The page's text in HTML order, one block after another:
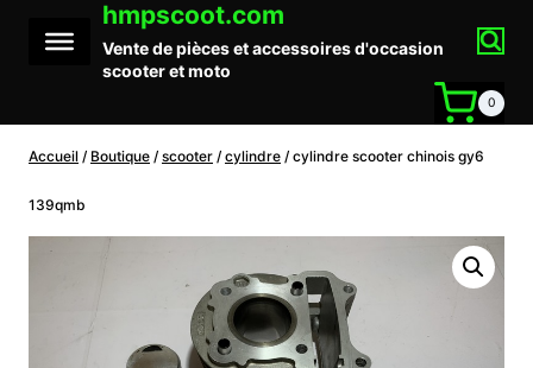
contenu
hmpscoot.com
Vente de pièces et accessoires d'occasion
scooter et moto
0
Accueil / Boutique / scooter / cylindre / cylindre scooter chinois gy6
139qmb